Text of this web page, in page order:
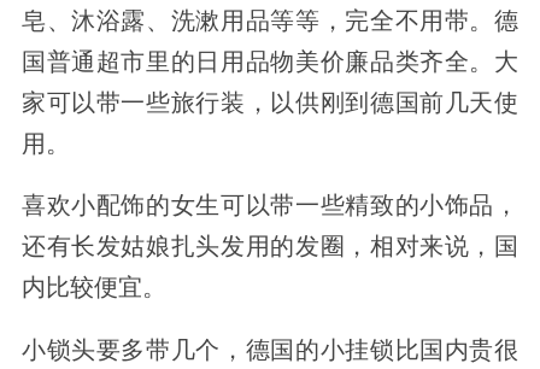
皂、沐浴露、洗漱用品等等，完全不用带。德
国普通超市里的日用品物美价廉品类齐全。大
家可以带一些旅行装，以供刚到德国前几天使
用。
喜欢小配饰的女生可以带一些精致的小饰品，
还有长发姑娘扎头发用的发圈，相对来说，国
内比较便宜。
小锁头要多带几个，德国的小挂锁比国内贵很